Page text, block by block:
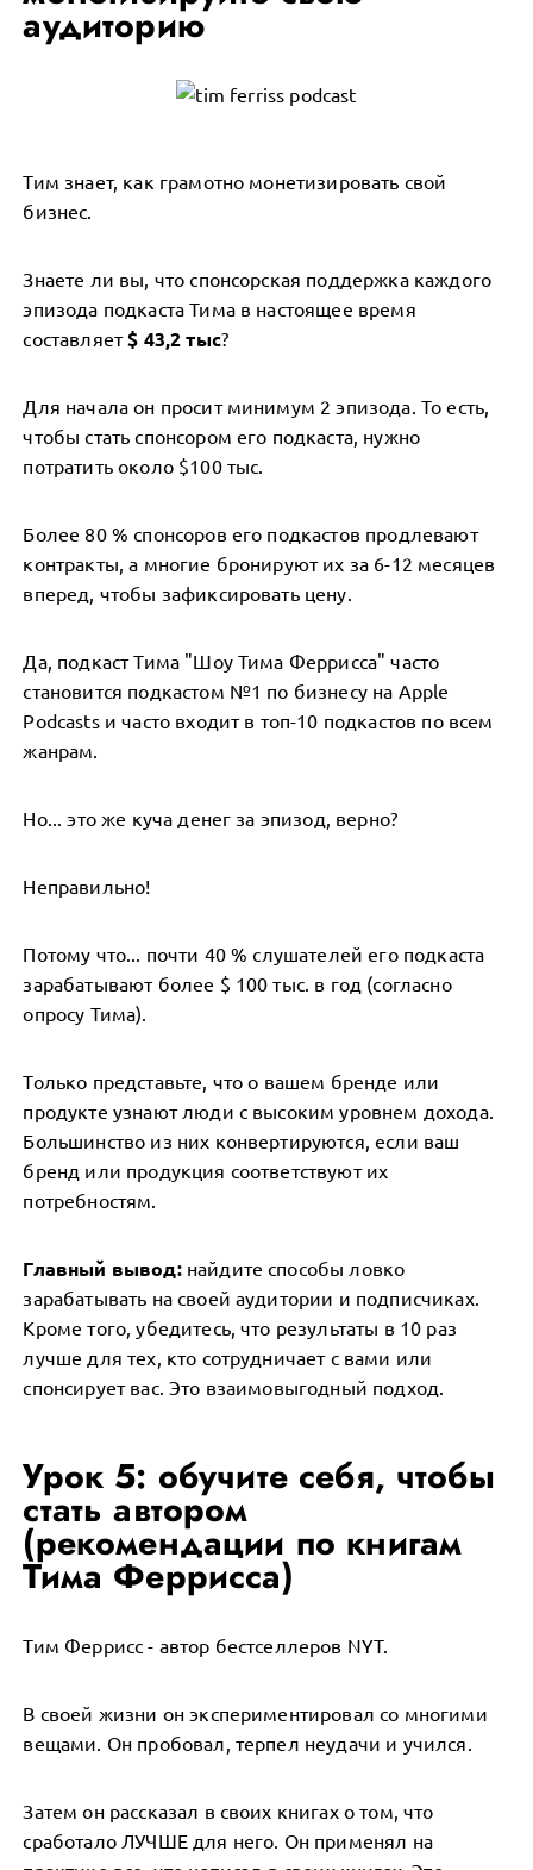
аудиторию
Тим знает, как грамотно монетизировать свой
бизнес.
Знаете ли вы, что спонсорская поддержка каждого
эпизода подкаста Тима в настоящее время
составляет$ 43,2 тыс?
Для начала он просит минимум 2 эпизода. То есть,
чтобы стать спонсором его подкаста, нужно
потратить около $100 тыс.
Более 80 % спонсоров его подкастов продлевают
контракты, а многие бронируют их за 6-12 месяцев
вперед, чтобы зафиксировать цену.
Да, подкаст Тима "Шоу Тима Феррисса" часто
становится подкастом №1 по бизнесу на Apple
Podcasts и часто входит в топ-10 подкастов по всем
жанрам.
Но... это же куча денег за эпизод, верно?
Неправильно!
Потому что... почти 40 % слушателей его подкаста
зарабатывают более $ 100 тыс. в год (согласно
опросу Тима).
Только представьте, что о вашем бренде или
продукте узнают люди с высоким уровнем дохода.
Большинство из них конвертируются, если ваш
бренд или продукция соответствуют их
потребностям.
Главный вывод: найдите способы ловко
зарабатывать на своей аудитории и подписчиках.
Кроме того, убедитесь, что результаты в 10 раз
лучше для тех, кто сотрудничает с вами или
спонсирует вас. Это взаимовыгодный подход.
Урок 5: обучите себя, чтобы
стать автором
(рекомендации по книгам
Тима Феррисса)
Тим Феррисс - автор бестселлеров NYT.
В своей жизни он экспериментировал со многими
вещами. Он пробовал, терпел неудачи и учился.
Затем он рассказал в своих книгах о том, что
сработало ЛУЧШЕ для него. Он применял на